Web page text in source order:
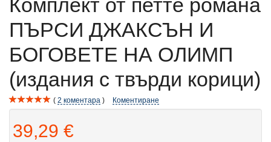
Комплект от петте романа
ПЪРСИ ДЖАКСЪН И
БОГОВЕТЕ НА ОЛИМП
(издания с твърди корици)
2 коментара Коментиране
39,29 €